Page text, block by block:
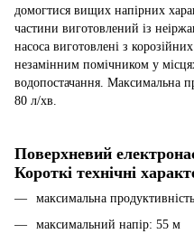
домогтися вищих напірних
частини виготовлений із
насоса виготовлені з
незамінним помічником у
водопостачання. Максимальна
80 л/хв.
Поверхневий
Короткі технічні
максимальна
максимальний напір: 55 м